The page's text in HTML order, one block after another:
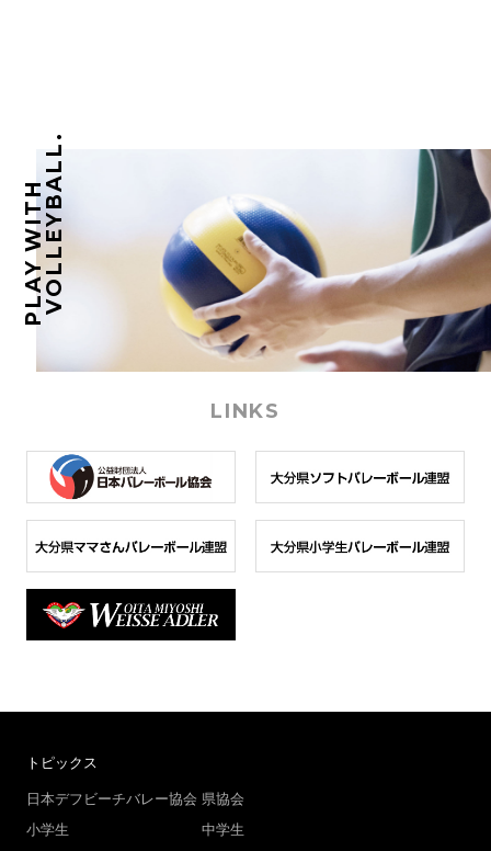
PLAY WITHVOLLEYBALL.
LINKS
トピックス
日本デフビーチバレー協会 県協会
小学生
中学生